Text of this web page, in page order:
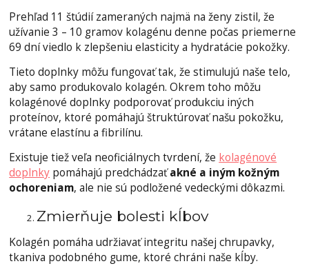
Prehľad 11 štúdií zameraných najmä na ženy zistil, že
užívanie 3 – 10 gramov kolagénu denne počas priemerne
69 dní viedlo k zlepšeniu elasticity a hydratácie pokožky.
Tieto doplnky môžu fungovať tak, že stimulujú naše telo,
aby samo produkovalo kolagén. Okrem toho môžu
kolagénové doplnky podporovať produkciu iných
proteínov, ktoré pomáhajú štruktúrovať našu pokožku,
vrátane elastínu a fibrilínu.
Existuje tiež veľa neoficiálnych tvrdení, že kolagénové
doplnky pomáhajú predchádzaťakné a iným kožným
ochoreniam, ale nie sú podložené vedeckými dôkazmi.
Zmierňuje bolesti kĺbov
Kolagén pomáha udržiavať integritu našej chrupavky,
tkaniva podobného gume, ktoré chráni naše kĺby.